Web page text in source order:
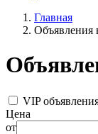
Главная
Объявления
VIP
Цена
от